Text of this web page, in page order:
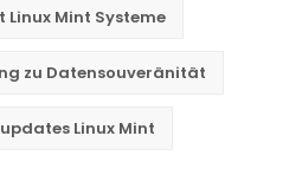
Linux Mint Systeme
zu Datensouveränität
Linux Mint